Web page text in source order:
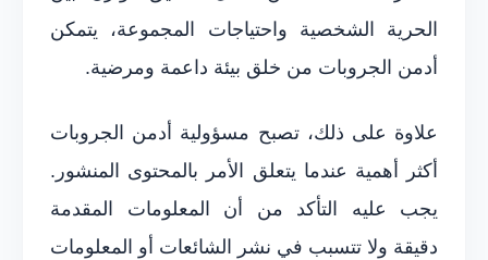
الحرية الشخصية واحتياجات المجموعة، يتمكن
أدمن الجروبات من خلق بيئة داعمة ومرضية.
علاوة على ذلك، تصبح مسؤولية أدمن الجروبات
أكثر أهمية عندما يتعلق الأمر بالمحتوى المنشور.
يجب عليه التأكد من أن المعلومات المقدمة
دقيقة ولا تتسبب في نشر الشائعات أو المعلومات